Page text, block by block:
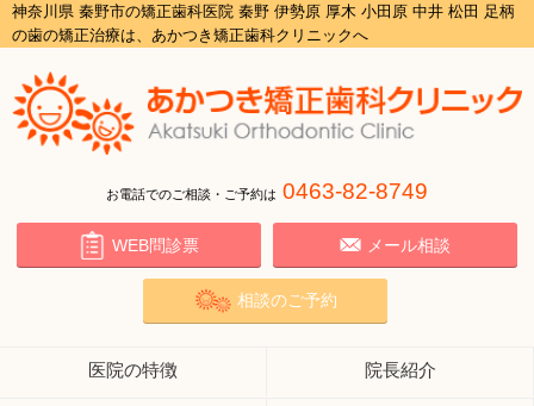
神奈川県 秦野市の矯正歯科医院 秦野 伊勢原 厚木 小田原 中井 松田 足柄
の歯の矯正治療は、あかつき矯正歯科クリニックへ
お電話でのご相談・ご予約は 0463-82-8749
WEB問診票 メール相談
相談のご予約
医院の特徴 院長紹介